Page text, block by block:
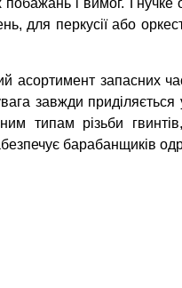
і вимог.
для перкусії або
асортимент запасних
завжди приділяється
типам різьби
барабанщиків